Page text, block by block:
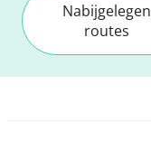
Nabijgelegen
routes